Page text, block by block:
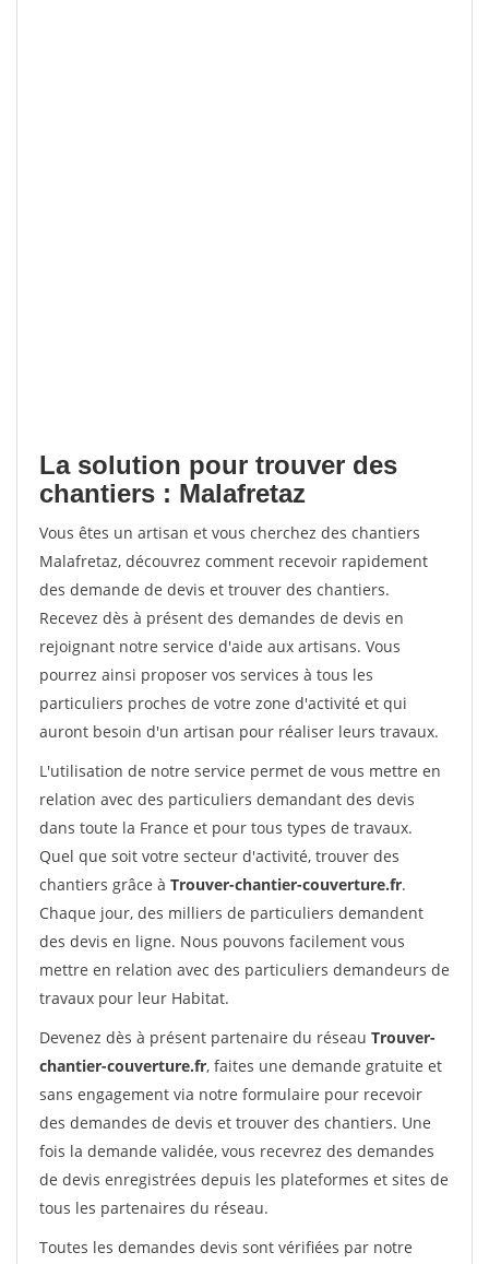
La solution pour trouver des
chantiers : Malafretaz
Vous êtes un artisan et vous cherchez des chantiers
Malafretaz, découvrez comment recevoir rapidement
des demande de devis et trouver des chantiers.
Recevez dès à présent des demandes de devis en
rejoignant notre service d'aide aux artisans. Vous
pourrez ainsi proposer vos services à tous les
particuliers proches de votre zone d'activité et qui
auront besoin d'un artisan pour réaliser leurs travaux.
L'utilisation de notre service permet de vous mettre en
relation avec des particuliers demandant des devis
dans toute la France et pour tous types de travaux.
Quel que soit votre secteur d'activité, trouver des
chantiers grâce à Trouver-chantier-couverture.fr.
Chaque jour, des milliers de particuliers demandent
des devis en ligne. Nous pouvons facilement vous
mettre en relation avec des particuliers demandeurs de
travaux pour leur Habitat.
Devenez dès à présent partenaire du réseau Trouver-
chantier-couverture.fr, faites une demande gratuite et
sans engagement via notre formulaire pour recevoir
des demandes de devis et trouver des chantiers. Une
fois la demande validée, vous recevrez des demandes
de devis enregistrées depuis les plateformes et sites de
tous les partenaires du réseau.
Toutes les demandes devis sont vérifiées par notre